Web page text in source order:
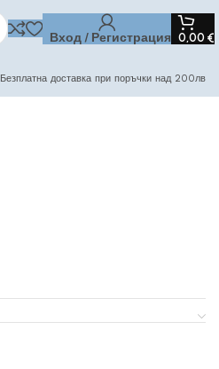
Вход / Регистрация 0,00 €
Безплатна доставка при поръчки над 200лв